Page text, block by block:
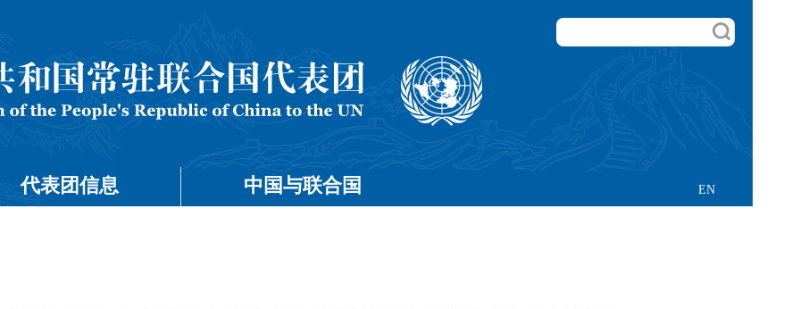
EN
代表团信息 中国与联合国